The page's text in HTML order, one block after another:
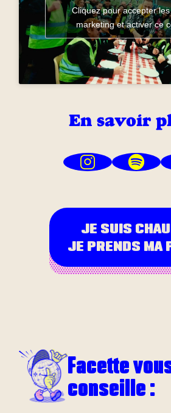
Cliquez pour accepter
marketing et activer ce
En savoir
JE SUIS
JE PRENDS MA
Facette
conseille :